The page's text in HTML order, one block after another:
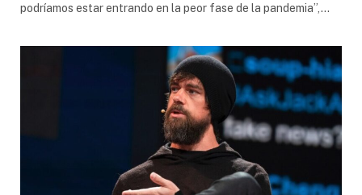
podríamos estar entrando en la peor fase de la pandemia”,…